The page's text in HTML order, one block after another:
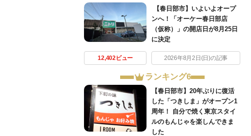
【春日部市】いよいよオープ
ンへ！「オーケー春日部店
（仮称）」の開店日が8月25日
に決定
12,402ビュー 2026年8月2日(日)の記事
ランキング6
【春日部市】20年ぶりに復活
した「つきしま」がオープン1
周年！ 自分で焼く東京スタイ
ルのもんじゃを楽しんできま
した